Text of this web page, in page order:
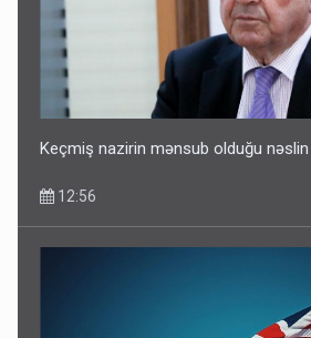
Keçmiş nazirin mənsub olduğu nəslin
12:56